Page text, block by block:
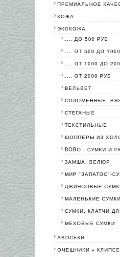
ПРЕМИАЛЬНОЕ
КОЖА
ЭКОКОЖА
.... ДО 500 РУБ.
.... ОТ 500 ДО
.... ОТ 1000 ДО
.... ОТ 2000 РУБ
ВЕЛЬВЕТ
СОЛОМЕННЫЕ,
СТЕГАНЫЕ
ТЕКСТИЛЬНЫЕ
ШОППЕРЫ ИЗ
BOBО - СУМКИ И
ЗАМША, ВЕЛЮР
МИР "ЗАПАТОС"-
ДЖИНСОВЫЕ
МАЛЕНЬКИЕ СУМКИ
СУМКИ, КЛАТЧИ
МЕХОВЫЕ СУМКИ
АВОСЬКИ
ОЧЕШНИКИ +